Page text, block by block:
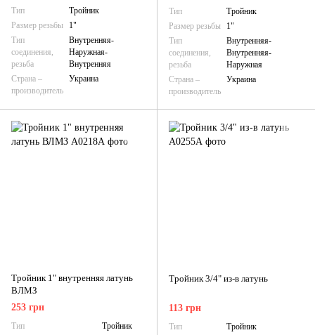
Тип
Тройник
Размер резьбы
1"
Тип
соединения,
резьба
Внутренняя-
Наружная-
Внутренняя
Страна –
производитель
Украина
Тип
Тройник
Размер резьбы
1"
Тип
соединения,
резьба
Внутренняя-
Внутренняя-
Наружная
Страна –
производитель
Украина
Тройник 1" внутренняя латунь
ВЛМЗ
253 грн
Тип
Тройник
Тройник 3/4" из-в латунь
113 грн
Тип
Тройник